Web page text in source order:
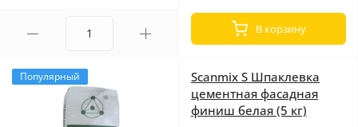
В корзину
Популярный
Scanmix S Шпаклевка
цементная фасадная
финиш белая (5 кг)